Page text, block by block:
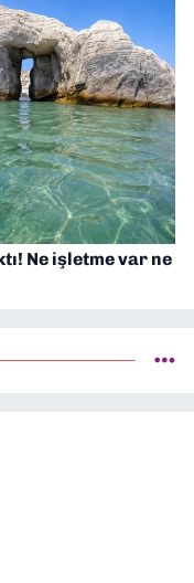
Ne işletme var ne